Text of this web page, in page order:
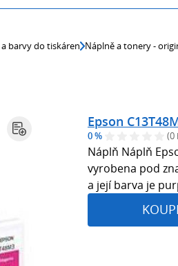
barvy do tiskáren Náplně a tonery -
Epson
0 % (0
Náplň Náplň
vyrobena pod
a její barva je